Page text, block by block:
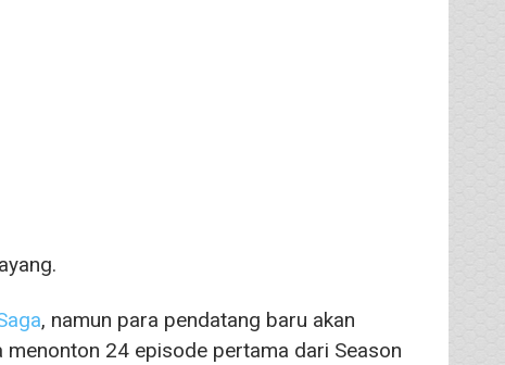
, namun para pendatang baru akan
24 episode pertama dari Season